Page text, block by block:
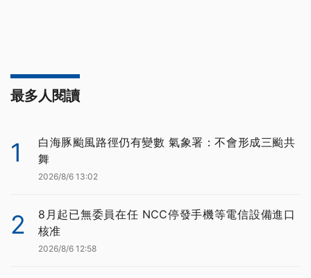
最多人閱讀
1
白海豚颱風路徑仍有變數 氣象署：不會形成三颱共
舞
2026/8/6 13:02
2
8月起已無委員在任 NCC停發手機等電信設備進口
核准
2026/8/6 12:58